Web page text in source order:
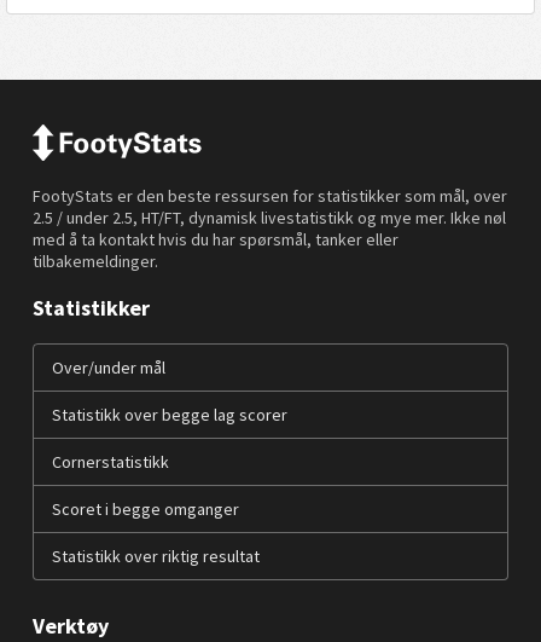
FootyStats er den beste ressursen for statistikker som mål, over
2.5 / under 2.5, HT/FT, dynamisk livestatistikk og mye mer. Ikke nøl
med å ta kontakt hvis du har spørsmål, tanker eller
tilbakemeldinger.
Statistikker
Over/under mål
Statistikk over begge lag scorer
Cornerstatistikk
Scoret i begge omganger
Statistikk over riktig resultat
Verktøy